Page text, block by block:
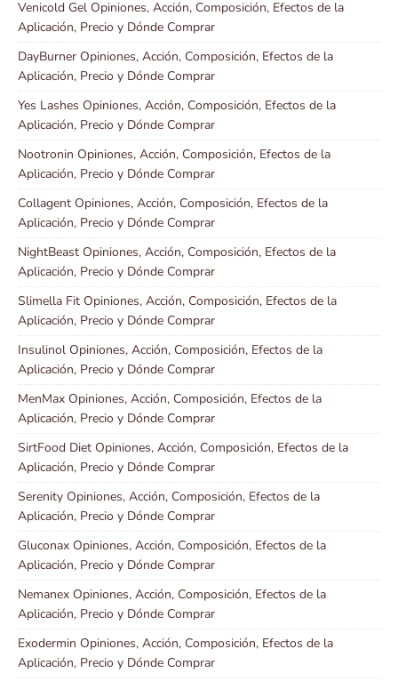
Venicold Gel Opiniones, Acción, Composición, Efectos de la
Aplicación, Precio y Dónde Comprar
DayBurner Opiniones, Acción, Composición, Efectos de la
Aplicación, Precio y Dónde Comprar
Yes Lashes Opiniones, Acción, Composición, Efectos de la
Aplicación, Precio y Dónde Comprar
Nootronin Opiniones, Acción, Composición, Efectos de la
Aplicación, Precio y Dónde Comprar
Collagent Opiniones, Acción, Composición, Efectos de la
Aplicación, Precio y Dónde Comprar
NightBeast Opiniones, Acción, Composición, Efectos de la
Aplicación, Precio y Dónde Comprar
Slimella Fit Opiniones, Acción, Composición, Efectos de la
Aplicación, Precio y Dónde Comprar
Insulinol Opiniones, Acción, Composición, Efectos de la
Aplicación, Precio y Dónde Comprar
MenMax Opiniones, Acción, Composición, Efectos de la
Aplicación, Precio y Dónde Comprar
SirtFood Diet Opiniones, Acción, Composición, Efectos de la
Aplicación, Precio y Dónde Comprar
Serenity Opiniones, Acción, Composición, Efectos de la
Aplicación, Precio y Dónde Comprar
Gluconax Opiniones, Acción, Composición, Efectos de la
Aplicación, Precio y Dónde Comprar
Nemanex Opiniones, Acción, Composición, Efectos de la
Aplicación, Precio y Dónde Comprar
Exodermin Opiniones, Acción, Composición, Efectos de la
Aplicación, Precio y Dónde Comprar